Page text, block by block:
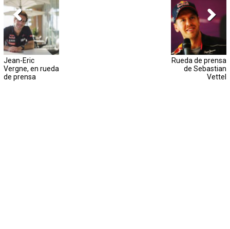
Jean-Eric
Vergne, en rueda
de prensa
Rueda de prensa
de Sebastian
Vettel